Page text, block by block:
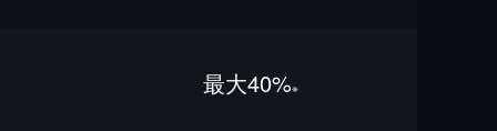
最⼤40%※